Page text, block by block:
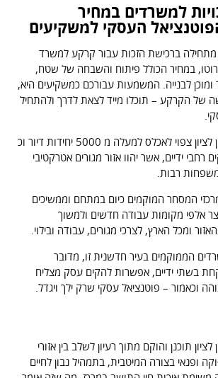
למשרדים במחיר
העסקי למשקיעים
מתחילה ברכישת הזכות עבור קרקע למשרד
50 מ"ר ברוטו, במחיר הכולל פיתוח והשבחה של שטח,
לבנייה. המשמעות עבורכם כמשקיעים היא,
של הקרקע – תוכלו מייד לצאת לדרך ולהתחיל
מתחם האלף בראשון לציון צפוי לאכלס למעלה מ 5000 יחידות דיור וכ
רחבי ידיים, אשר יהוו אזור מגורים אטרקטיבי
רבות.
המסחר המוקמים כיום במתחם וממשיכים
אלפי מקומות עבודה חדשים ולמשוך
ומכל הארץ, לצרכי מגורים, עבודה ובילוי.
הממוקמים בעיר חדשנית זו, מדובר
בשתי ידיים, אפשרות להקים עסק מצליח
וכאמור – פוטנציאל עסקי שרק ילך ויגדל.
תוכנן והוקם מתוך רעיון לשלב בין אזורי
ופנאי בצורה המיטבית, בתמהיל נבון לחיים